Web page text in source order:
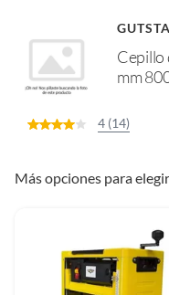
Cepillo
mm
4 (14)
Más opciones para elegir